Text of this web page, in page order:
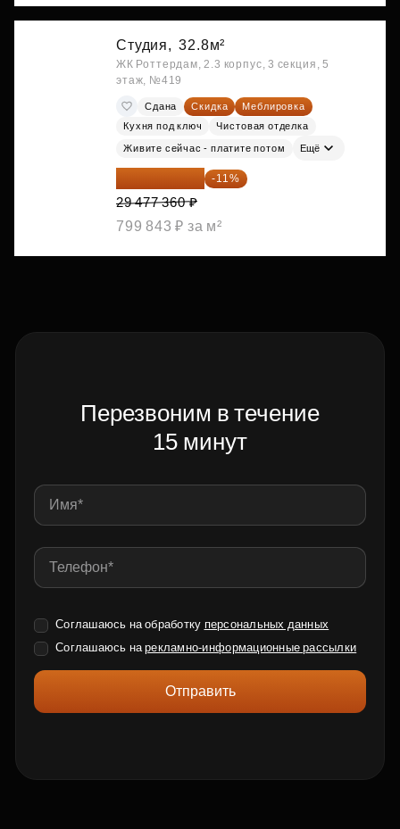
Студия, 32.8м²
ЖК Роттердам, 2.3 корпус, 3 секция, 5
этаж, №419
Сдана Скидка
Меблировка
Кухня под ключ
Чистовая отделка
Живите сейчас - платите потом Ещё
26 234 850 ₽ -11%
29 477 360 ₽
799 843 ₽ за м²
Перезвоним в течение
15 минут
Соглашаюсь на обработку персональных данных
Соглашаюсь нарекламно-информационные рассылки
Отправить